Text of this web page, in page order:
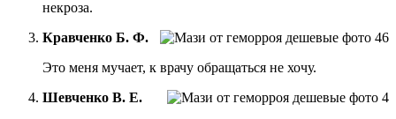
некроза.
Кравченко Б. Ф.
Это меня мучает, к врачу обращаться не хочу.
Шевченко В. Е.